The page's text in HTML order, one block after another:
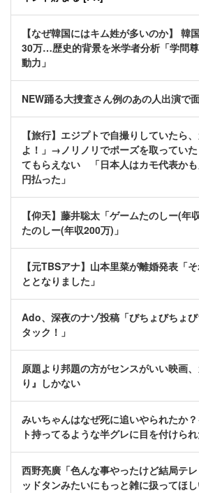
【なぜ韓国にはキム姓が多いのか】 韓
30万…歴史的背景を米学者分析「学問
動力」
NEW踊る大捜査さん例のあの人出演で
【旅行】エジプトで自撮りしていたら
よ！」→ノリノリでポーズを取ってい
てもらえない 「日本人はカモ代表か
円払った」
【仰天】藤井聡太「ゲームたのしー(年
たのしー(年収200万)」
【元TBSアナ】山本里菜が離婚発表「
ととなりました」
Ado、深夜のナゾ投稿「びちょびちょ
タック！」
原題より邦題の方がセンスがいい映画
り』しかない
みいちゃんはなぜ死に追いやられたか
ト持ってるような半グレに目を付けら
西野亮廣「色んな事やったけど結局テ
ッドタンみたいにもっと雑に扱ってほ